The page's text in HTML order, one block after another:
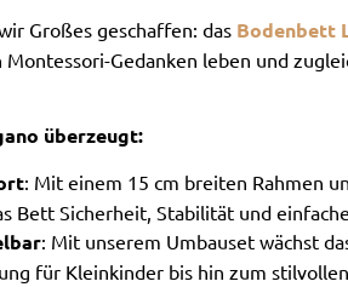
Großes geschaffen: das Bodenbett
Gedanken leben und
überzeugt:
: Mit einem 15 cm breiten Rahmen
Bett Sicherheit, Stabilität und
: Mit unserem Umbauset wächst
für Kleinkinder bis hin zum